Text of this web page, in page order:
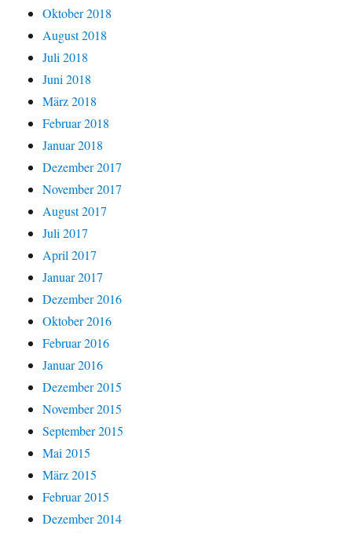
Oktober 2018
August 2018
Juli 2018
Juni 2018
März 2018
Februar 2018
Januar 2018
Dezember 2017
November 2017
August 2017
Juli 2017
April 2017
Januar 2017
Dezember 2016
Oktober 2016
Februar 2016
Januar 2016
Dezember 2015
November 2015
September 2015
Mai 2015
März 2015
Februar 2015
Dezember 2014